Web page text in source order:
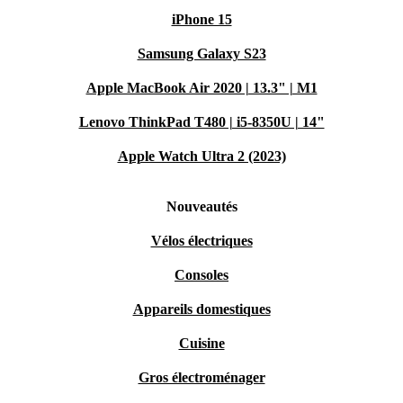
iPhone 15
Samsung Galaxy S23
Apple MacBook Air 2020 | 13.3" | M1
Lenovo ThinkPad T480 | i5-8350U | 14"
Apple Watch Ultra 2 (2023)
Nouveautés
Vélos électriques
Consoles
Appareils domestiques
Cuisine
Gros électroménager